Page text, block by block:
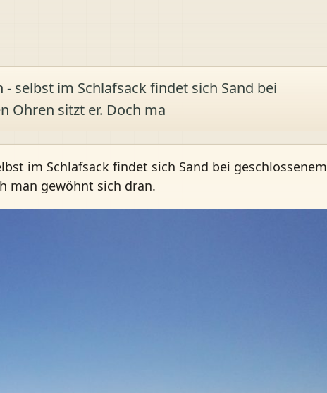
selbst im Schlafsack findet sich Sand bei
Ohren sitzt er. Doch ma
im Schlafsack findet sich Sand bei geschlossenem
man gewöhnt sich dran.